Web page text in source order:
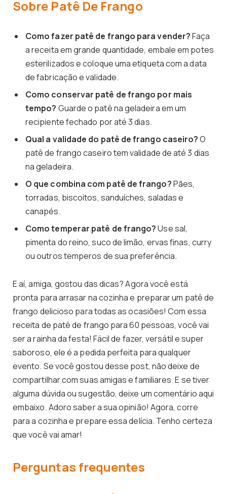
Sobre Patê De Frango
Como fazer patê de frango para vender?Faça
a receita em grande quantidade, embale em potes
esterilizados e coloque uma etiqueta com a data
de fabricação e validade.
Como conservar patê de frango por mais
tempo? Guarde o patê na geladeira em um
recipiente fechado por até 3 dias.
Qual a validade do patê de frango caseiro?O
patê de frango caseiro tem validade de até 3 dias
na geladeira.
O que combina com patê de frango?Pães,
torradas, biscoitos, sanduíches, saladas e
canapés.
Como temperar patê de frango?Use sal,
pimenta do reino, suco de limão, ervas finas, curry
ou outros temperos de sua preferência.
E aí, amiga, gostou das dicas? Agora você está
pronta para arrasar na cozinha e preparar um patê de
frango delicioso para todas as ocasiões! Com essa
receita de patê de frango para 60 pessoas, você vai
ser a rainha da festa! Fácil de fazer, versátil e super
saboroso, ele é a pedida perfeita para qualquer
evento. Se você gostou desse post, não deixe de
compartilhar com suas amigas e familiares. E se tiver
alguma dúvida ou sugestão, deixe um comentário aqui
embaixo. Adoro saber a sua opinião! Agora, corre
para a cozinha e prepare essa delícia. Tenho certeza
que você vai amar!
Perguntas frequentes